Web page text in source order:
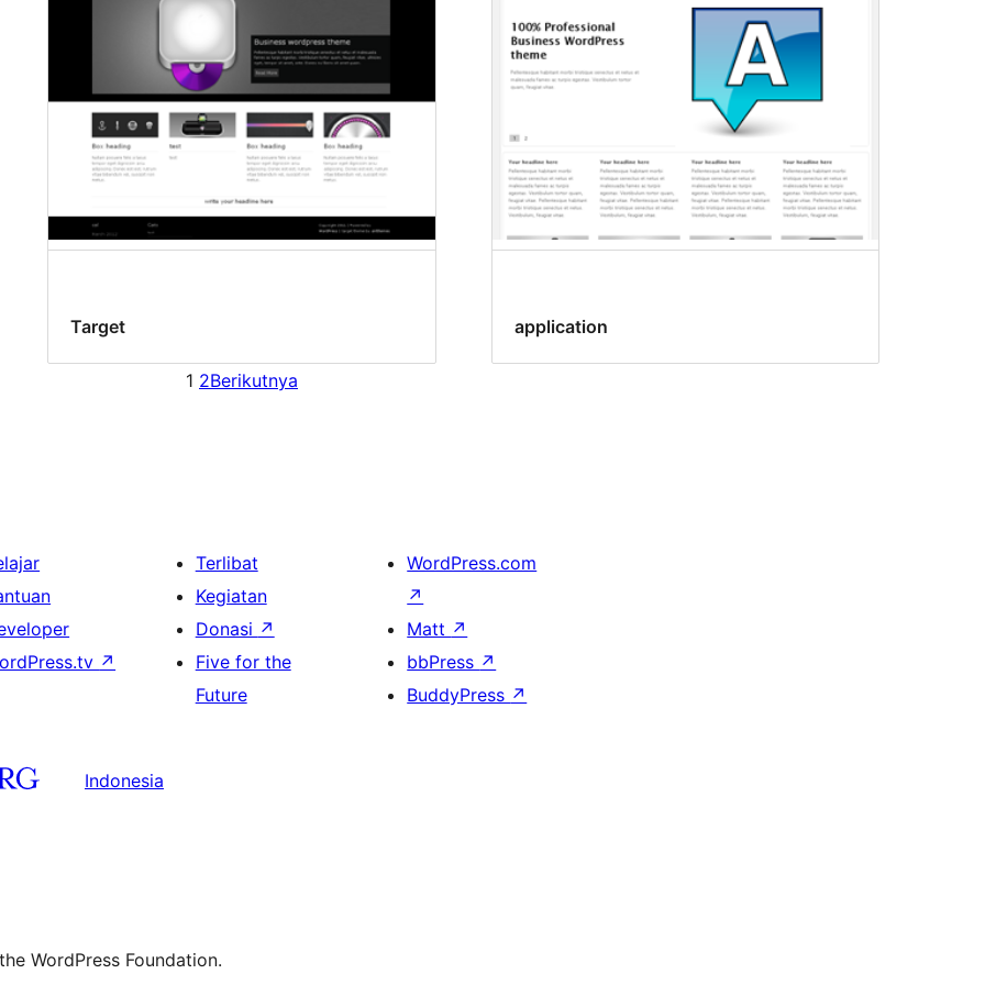
Target application
1 2Berikutnya
↗
Terlibat
Kegiatan
Donasi ↗
Five for the
Future
WordPress.com
↗
Matt ↗
bbPress ↗
BuddyPress ↗
Indonesia
WordPress Foundation.